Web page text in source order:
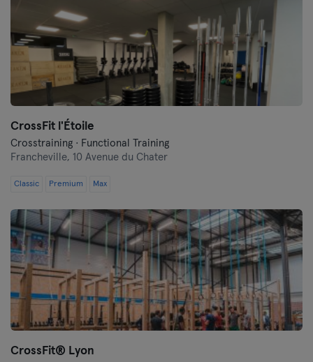
CrossFit l'Étoile
Crosstraining · Functional Training
Francheville, 10 Avenue du Chater
Classic Premium Max
CrossFit®️ Lyon